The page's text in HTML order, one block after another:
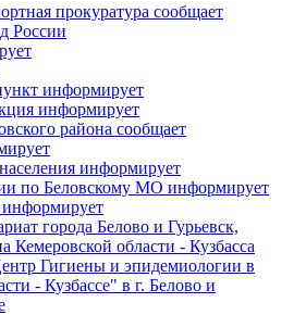
прокуратура сообщает
России
информирует
информирует
района сообщает
информирует
по Беловскому МО информирует
информирует
города Белово и Гурьевск,
Кемеровской области - Кузбасса
Гигиены и эпидемиологии в
- Кузбассе" в г. Белово и